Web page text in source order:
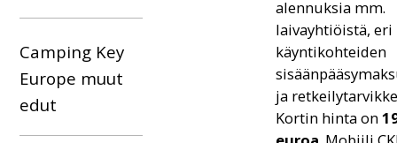
Camping Key
Europe muut
edut
alennuksia mm.
laivayhtiöistä, eri
käyntikohteiden
ja
Kortin hinta on